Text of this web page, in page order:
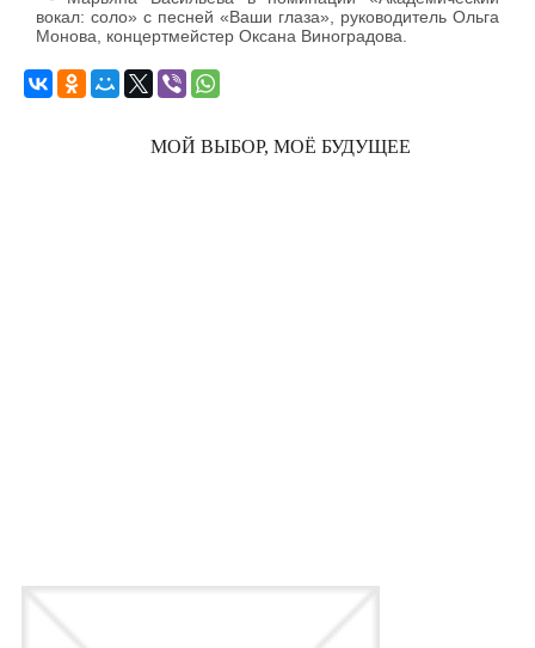
вокал: соло» с песней «Ваши глаза», руководитель Ольга
Монова, концертмейстер Оксана Виноградова.
МОЙ ВЫБОР, МОЁ БУДУЩЕЕ